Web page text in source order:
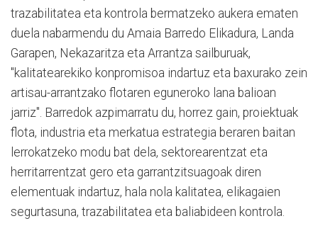
trazabilitatea eta kontrola bermatzeko aukera ematen
duela nabarmendu du Amaia Barredo Elikadura, Landa
Garapen, Nekazaritza eta Arrantza sailburuak,
"kalitatearekiko konpromisoa indartuz eta baxurako zein
artisau-arrantzako flotaren eguneroko lana balioan
jarriz". Barredok azpimarratu du, horrez gain, proiektuak
flota, industria eta merkatua estrategia beraren baitan
lerrokatzeko modu bat dela, sektorearentzat eta
herritarrentzat gero eta garrantzitsuagoak diren
elementuak indartuz, hala nola kalitatea, elikagaien
segurtasuna, trazabilitatea eta baliabideen kontrola.